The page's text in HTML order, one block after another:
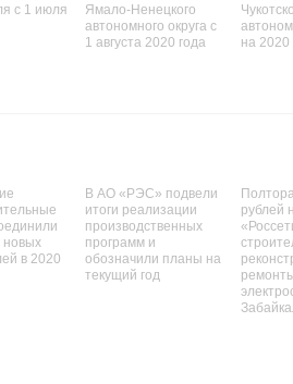
с 1 июля
Ямало-Ненецкого
автономного округа с
1 августа 2020 года
на 2020
новых
в 2020
В АО «РЭС» подвели
итоги реализации
производственных
программ и
обозначили планы на
текущий год
рублей